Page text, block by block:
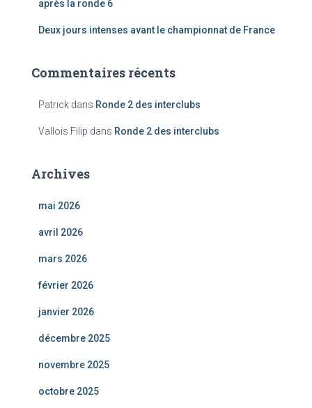
après la ronde 6
Deux jours intenses avant le championnat de France
Commentaires récents
Patrick dans Ronde 2 des interclubs
Vallois Filip dans Ronde 2 des interclubs
Archives
mai 2026
avril 2026
mars 2026
février 2026
janvier 2026
décembre 2025
novembre 2025
octobre 2025